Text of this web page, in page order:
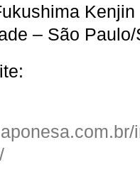
– São Paulo/